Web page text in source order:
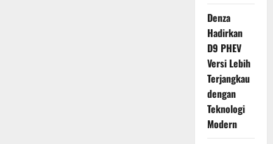
Denza
Hadirkan
D9 PHEV
Versi Lebih
Terjangkau
dengan
Teknologi
Modern